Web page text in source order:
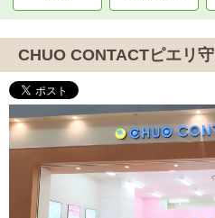
CHUO CONTACTピエリ